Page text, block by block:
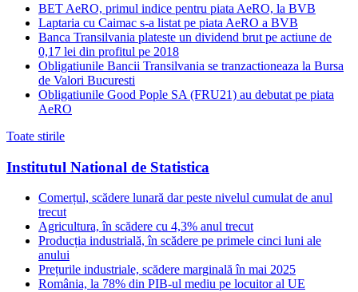
BET AeRO, primul indice pentru piata AeRO, la BVB
Laptaria cu Caimac s-a listat pe piata AeRO a BVB
Banca Transilvania plateste un dividend brut pe actiune de
0,17 lei din profitul pe 2018
Obligatiunile Bancii Transilvania se tranzactioneaza la Bursa
de Valori Bucuresti
Obligatiunile Good Pople SA (FRU21) au debutat pe piata
AeRO
Toate stirile
Institutul National de Statistica
Comerțul, scădere lunară dar peste nivelul cumulat de anul
trecut
Agricultura, în scădere cu 4,3% anul trecut
Producția industrială, în scădere pe primele cinci luni ale
anului
Prețurile industriale, scădere marginală în mai 2025
România, la 78% din PIB-ul mediu pe locuitor al UE